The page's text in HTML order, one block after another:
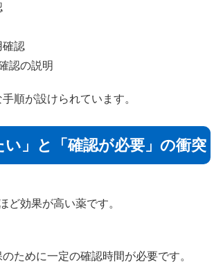
確認
認の説明
順が設けられています。
い」と「確認が必要」の衝突
ど効果が高い薬です。
ために一定の確認時間が必要です。